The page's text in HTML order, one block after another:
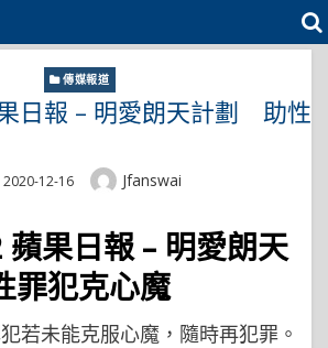
傳媒報道
日報 – 明愛朗天計劃 助性
Posted
2020-12-16 Author
Jfanswai
果日報 – 明愛朗天
犯克心魔
犯若未能克服心魔，隨時再犯罪。